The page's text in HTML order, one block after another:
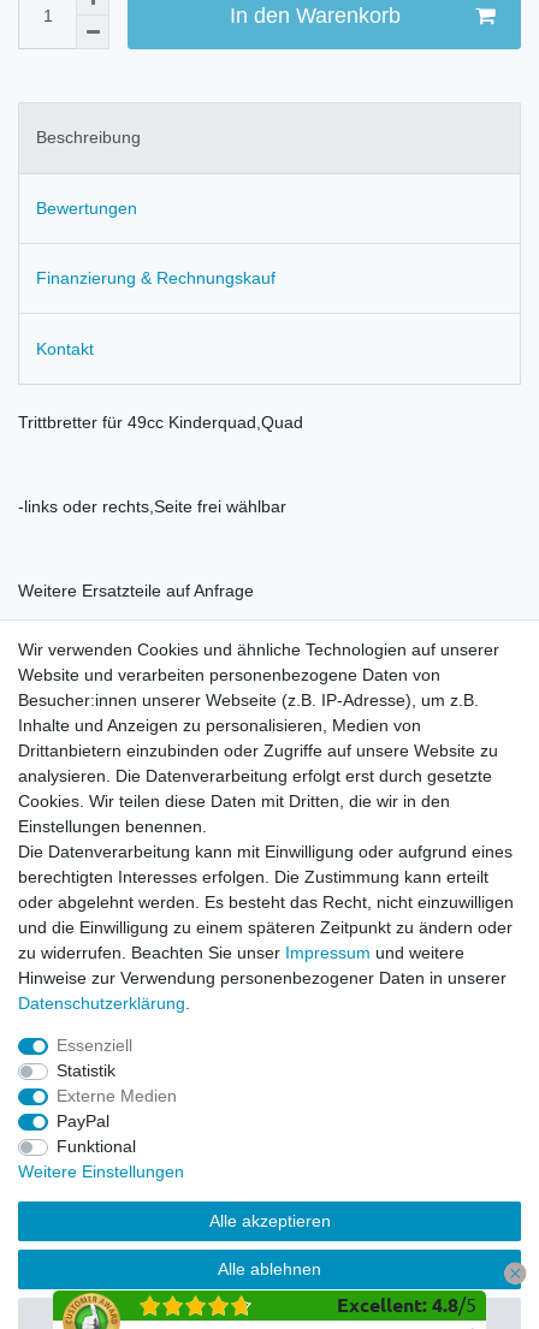
In den Warenkorb
Beschreibung
Bewertungen
Finanzierung & Rechnungskauf
Kontakt
Trittbretter für 49cc Kinderquad,Quad
-links oder rechts,Seite frei wählbar
Weitere Ersatzteile auf Anfrage
Rechtliches
Widerrufsrecht
Datenschutzerklärung
Service
Kontakt
Datenschutzerklärung
FAQ / Ratgeber
Kinderquad
E-Bikes / Pedelecs
Dirt Bike & Pocketbike
Quad & ATV
Kinderbuggy | Gokart
© Copyright 2026 | Alle Rechte vorbehalten.
Excellent: 4.8/5
Wir verwenden Cookies und ähnliche Technologien auf unserer
Website und verarbeiten personenbezogene Daten von
Besucher:innen unserer Webseite (z.B. IP-Adresse), um z.B.
Inhalte und Anzeigen zu personalisieren, Medien von
Drittanbietern einzubinden oder Zugriffe auf unsere Website zu
analysieren. Die Datenverarbeitung erfolgt erst durch gesetzte
Cookies. Wir teilen diese Daten mit Dritten, die wir in den
Einstellungen benennen.
Die Datenverarbeitung kann mit Einwilligung oder aufgrund eines
berechtigten Interesses erfolgen. Die Zustimmung kann erteilt
oder abgelehnt werden. Es besteht das Recht, nicht einzuwilligen
und die Einwilligung zu einem späteren Zeitpunkt zu ändern oder
zu widerrufen. Beachten Sie unser Impressum und weitere
Hinweise zur Verwendung personenbezogener Daten in unserer
Daten­schutz­erklärung
Essenziell
Statistik
Externe Medien
PayPal
Funktional
Weitere Einstellungen
Alle akzeptieren
Alle ablehnen
Auswahl akzeptieren